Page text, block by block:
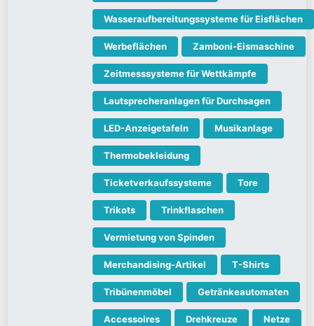
Wasseraufbereitungssysteme für Eisflächen
Werbeflächen Zamboni-Eismaschine
Zeitmesssysteme für Wettkämpfe
Lautsprecheranlagen für Durchsagen
LED-Anzeigetafeln Musikanlage
Thermobekleidung
Ticketverkaufssysteme Tore
Trikots Trinkflaschen
Vermietung von Spinden
Merchandising-Artikel T-Shirts
Tribünenmöbel Getränkeautomaten
Accessoires Drehkreuze Netze